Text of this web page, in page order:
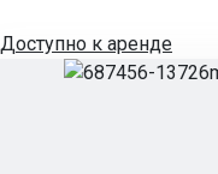
Доступно к аренде